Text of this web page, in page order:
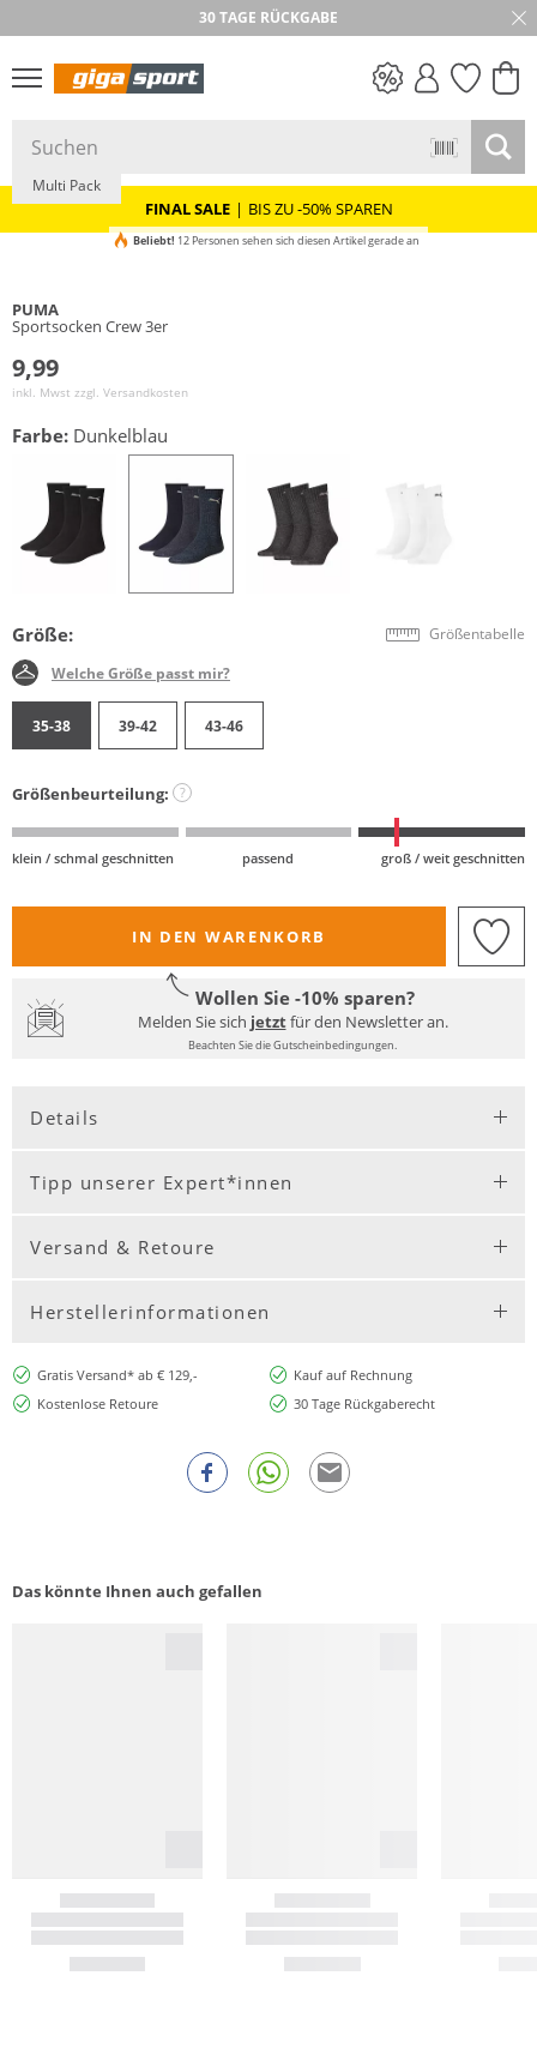
30 TAGE RÜCKGABE
PREIS & WERT
FINAL SALE | BIS ZU -50% SPAREN
Multi Pack
Beliebt! 12 Personen sehen sich diesen Artikel gerade an
PUMA
Sportsocken Crew 3er
9,99
inkl. Mwst zzgl. Versandkosten
Farbe: Dunkelblau
Größe: Größentabelle
Welche Größe passt mir?
35-38 39-42 43-46
Größenbeurteilung: ?
klein / schmal geschnitten passend groß / weit geschnitten
IN DEN WARENKORB
Wollen Sie -10% sparen?
Melden Sie sich jetztfür den Newsletter an.
Beachten Sie die Gutscheinbedingungen.
Details
Tipp unserer Expert*innen
Versand & Retoure
Herstellerinformationen
Gratis Versand* ab € 129,-
Kauf auf Rechnung
Kostenlose Retoure
30 Tage Rückgaberecht
Das könnte Ihnen auch gefallen